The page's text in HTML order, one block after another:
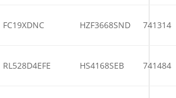
FC19XDNC HZF3668SND 741314
RL528D4EFE HS4168SEB 741484